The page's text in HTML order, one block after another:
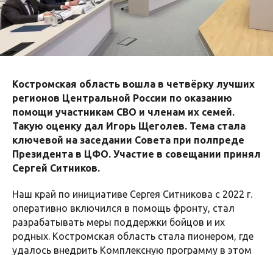
Костромская область вошла в четвёрку лучших
регионов Центральной России по оказанию
помощи участникам СВО и членам их семей.
Такую оценку дал Игорь Щеголев. Тема стала
ключевой на заседании Совета при полпреде
Президента в ЦФО. Участие в совещании принял
Сергей Ситников.
Наш край по инициативе Сергея Ситникова с 2022 г.
оперативно включился в помощь фронту, стал
разрабатывать меры поддержки бойцов и их
родных. Костромская область стала пионером, где
удалось внедрить Комплексную программу в этом